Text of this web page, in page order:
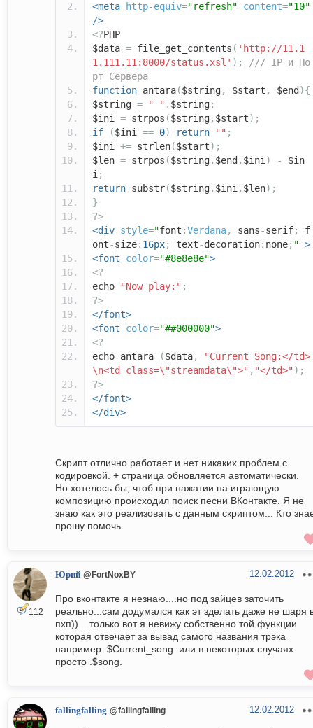
<meta
http-equiv="refresh" content="10"
/>
<?PHP
$data = file_get_contents ( 'http://11.1
1.111.11:8000/status.xsl' );
/// IP и По
рт Сервера
function antara($string, $start , $end ){
$string = " " . $string;
$ini = strpos ($string, $start);
if
($ini == 0) return "" ;
$ini += strlen($start);
$len = strpos ($string, $end , $ini ) -
$in
i ;
return substr($string, $ini , $len);
}
?>
<div style="font :Verdana, sans-serif;
f
ont-size: 16px; text-decoration: none; " >
<font
color="#8e8e8e">
<?
echo
"Now play:" ;
?>
</font>
<font
color="##000000">
<?
echo antara
($data,
"Current Song:</td>
\n<td class=\"streamdata\">" , "</td>" );
?>
</font>
</div>
Скрипт отлично работает и нет никаких проблем с
кодировкой. + страница обновляется автоматически.
Но хотелось бы, чтоб при нажатии на играющую
композицию происходил поиск песни ВКонтакте. Я не
знаю как это реализовать с данным скриптом... Кто
прошу помочь
112
Юрий @FortNoxBY 12.02.2012
Про вконтакте я незнаю....но под зайцев заточить
реально...сам додумался как эт зделать даже не шаря
пхп))....только вот я невижу собственно той функции
которая отвечает за вывад самого названия трэка
например .$Current_song. или в некоторых случаях
просто .$song.
fallingfalling @fallingfalling 12.02.2012